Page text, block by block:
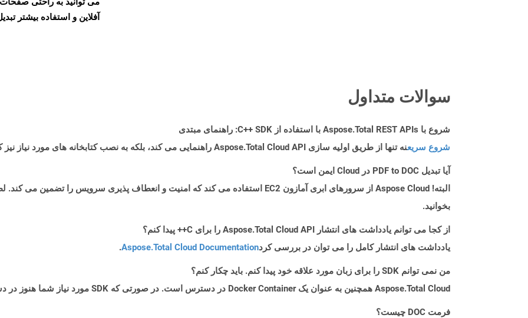
آفلاین و استفاده بیشتر
سوالات متداول
شروع با Aspose.Total REST APIs با استفاده از C++ SDK: راهنمای مبتدی
شروع سریعنه تنها از طریق اولیه سازی Aspose.Total Cloud API راهنمایی می کند، بلکه به نصب کتابخانه های مورد نیاز نیز کمک می کند.
آیا تبدیل PDF to DOC در Cloud ایمن است؟
بخوانید.
از کجا می توانم یادداشت های انتشار Aspose.Total Cloud API را برای C++ پیدا کنم؟
یادداشت های انتشار کامل را می توان در بررسی کردAspose.Total Cloud Documentation
.
من نمی توانم SDK را برای زبان مورد علاقه خود پیدا کنم. باید چکار کنم؟
Aspose.Total Cloud همچنین به عنوان یک Docker Container در دسترس است. در صورتی که SDK مورد نیاز شما هنوز در دسترس نیست، از آن با cURL استفاده کنید.
فرمت DOC چیست؟